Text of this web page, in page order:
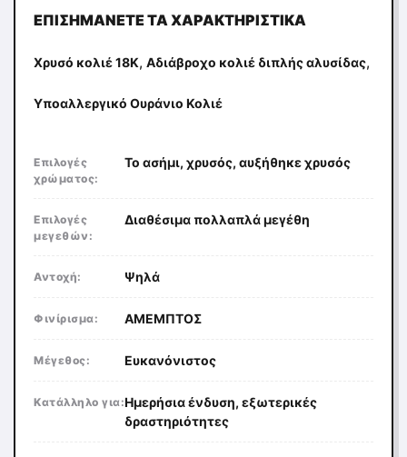
ΕΠΙΣΗΜΆΝΕΤΕ ΤΑ ΧΑΡΑΚΤΗΡΙΣΤΙΚΆ
Χρυσό κολιέ 18K, Αδιάβροχο κολιέ διπλής αλυσίδας,
Υποαλλεργικό Ουράνιο Κολιέ
Επιλογές
χρώματος:
Το ασήμι, χρυσός, αυξήθηκε χρυσός
Επιλογές
μεγεθών:
Διαθέσιμα πολλαπλά μεγέθη
Αντοχή: Ψηλά
Φινίρισμα: ΑΜΕΜΠΤΟΣ
Μέγεθος: Ευκανόνιστος
Κατάλληλο για:Ημερήσια ένδυση, εξωτερικές
δραστηριότητες